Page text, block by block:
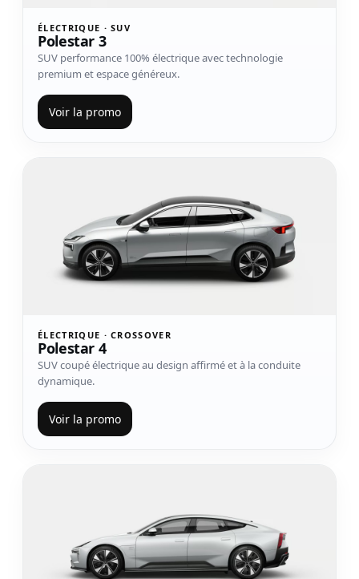
ÉLECTRIQUE · SUV
Polestar 3
SUV performance 100% électrique avec technologie
premium et espace généreux.
Voir la promo
ÉLECTRIQUE · CROSSOVER
Polestar 4
SUV coupé électrique au design affirmé et à la conduite
dynamique.
Voir la promo